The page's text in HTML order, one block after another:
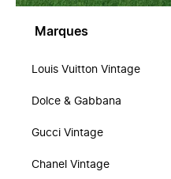
Marques
Louis Vuitton Vintage
Dolce & Gabbana
Gucci Vintage
Chanel Vintage